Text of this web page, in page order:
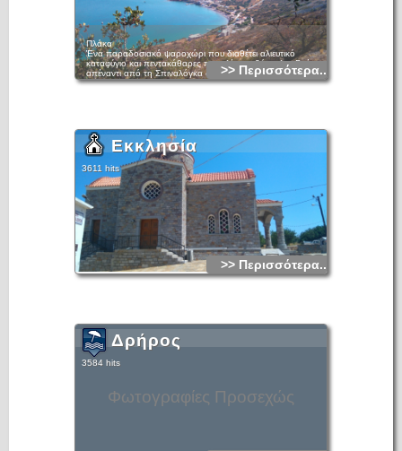
Πλάκα
Ένα παραδοσιακό ψαροχώρι που διαθέτει αλιευτικό
καταφύγιο και πεντακάθαρες παραλίες με βότσαλο. Βρίσκεται
απέναντι από τη Σπιναλόγκα στη δυτική ακτή της
λιμνοθάλασσας της Ελούντας. Σήμερα εξελίσσεται σε ένα
>> Περισσότερα...
Εκκλησία
3611 hits
>> Περισσότερα...
Φωτογραφίες Προσεχώς
Δρήρος
3584 hits